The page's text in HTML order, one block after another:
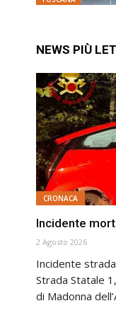
NEWS PIÙ
CRONACA
Incidente
2 Agosto 2026
Incidente
Strada Statale
di Madonna